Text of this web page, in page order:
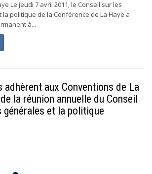
Le jeudi 7 avril 2011, le Conseil sur les
politique de la Conférence de La Haye a
à...
adhèrent aux Conventions de La
la réunion annuelle du Conseil
et la politique